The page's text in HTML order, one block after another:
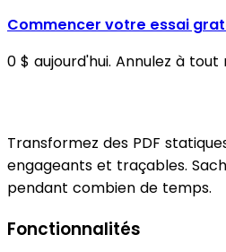
Commencer votre essai
0 $ aujourd'hui. Annulez à tout
Transformez des PDF
engageants et traçables.
pendant combien de temps.
Fonctionnalités